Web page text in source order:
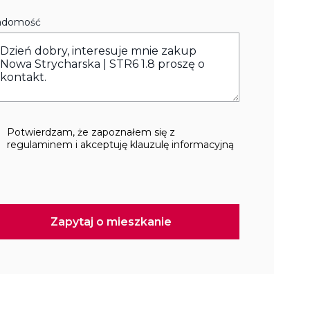
Potwierdzam, że zapoznałem się z
regulaminem i akceptuję klauzulę informacyjną